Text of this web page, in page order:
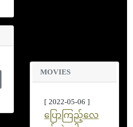
MOVIES
[ 2022-05-06 ]
ပြောကြည့်လေ